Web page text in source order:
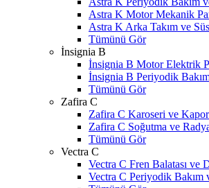
Astra K Motor Mekanik
Astra K Arka Takım ve
Tümünü Gör
İnsignia B
İnsignia B Motor Elektrik
İnsignia B Periyodik
Tümünü Gör
Zafira C
Zafira C Karoseri ve
Zafira C Soğutma ve
Tümünü Gör
Vectra C
Vectra C Fren Balatası ve
Vectra C Periyodik Bakım